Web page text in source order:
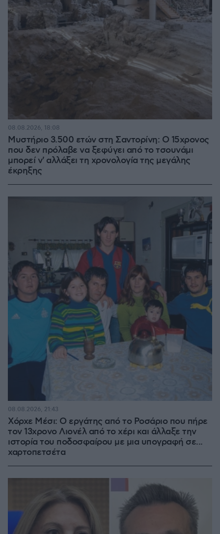
Μυστήριο 3.500 ετών στη Σαντορίνη: Ο 15χρονος
που δεν πρόλαβε να ξεφύγει από το τσουνάμι
μπορεί ν' αλλάξει τη χρονολογία της μεγάλης
έκρηξης
08.08.2026, 18:08
Χόρχε Μέσι: Ο εργάτης από το Ροσάριο που πήρε
τον 13χρονο Λιονέλ από το χέρι και άλλαξε την
ιστορία του ποδοσφαίρου με μια υπογραφή σε...
χαρτοπετσέτα
08.08.2026, 21:43